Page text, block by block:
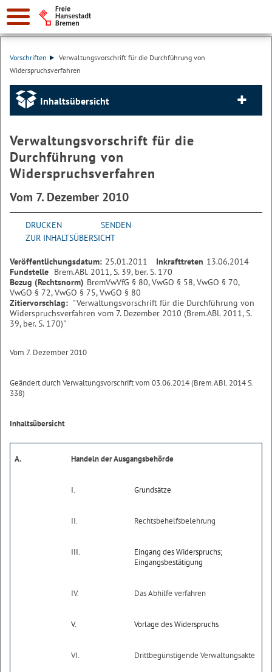
Vorschriften
Verwaltungsvorschrift für die Durchführung von
Widerspruchsverfahren
Inhaltsübersicht
Verwaltungsvorschrift für die
Durchführung von
Widerspruchsverfahren
Vom 7. Dezember 2010
DRUCKEN
SENDEN
ZUR INHALTSÜBERSICHT
Veröffentlichungsdatum: 25.01.2011 Inkrafttreten 13.06.2014
Fundstelle Brem.ABl. 2011, S. 39, ber. S. 170
Bezug (Rechtsnorm) BremVwVfG § 80, VwGO § 58, VwGO § 70,
VwGO § 72, VwGO § 75, VwGO § 80
Zitiervorschlag: "Verwaltungsvorschrift für die Durchführung von
Widerspruchsverfahren vom 7. Dezember 2010 (Brem.ABl. 2011, S.
39, ber. S. 170)"
Vom 7. Dezember 2010
Geändert durch Verwaltungsvorschrift vom 03.06.2014 (Brem.ABl. 2014 S.
338)
Inhaltsübersicht
A. Handeln der Ausgangsbehörde
I. Grundsätze
II. Rechtsbehelfsbelehrung
III.
Eingang des Widerspruchs;
Eingangsbestätigung
IV. Das Abhilfe verfahren
V. Vorlage des Widerspruchs
VI. Drittbegünstigende Verwaltungsakte